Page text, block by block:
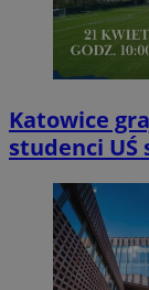
Katowice
studenci UŚ